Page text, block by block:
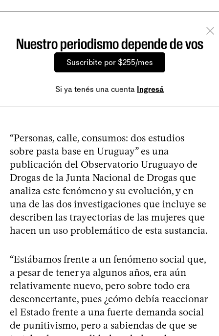
Nuestro periodismo depende de vos
Suscribite por $255/mes
Si ya tenés una cuenta Ingresá
“Personas, calle, consumos: dos estudios
sobre pasta base en Uruguay” es una
publicación del Observatorio Uruguayo de
Drogas de la Junta Nacional de Drogas que
analiza este fenómeno y su evolución, y en
una de las dos investigaciones que incluye se
describen las trayectorias de las mujeres que
hacen un uso problemático de esta sustancia.
“Estábamos frente a un fenómeno social que,
a pesar de tener ya algunos años, era aún
relativamente nuevo, pero sobre todo era
desconcertante, pues ¿cómo debía reaccionar
el Estado frente a una fuerte demanda social
de punitivismo, pero a sabiendas de que se